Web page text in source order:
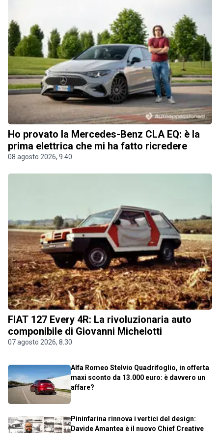
Ho provato la Mercedes-Benz CLA EQ: è la
prima elettrica che mi ha fatto ricredere
08 agosto 2026, 9.40
FIAT 127 Every 4R: La rivoluzionaria auto
componibile di Giovanni Michelotti
07 agosto 2026, 8.30
Alfa Romeo Stelvio Quadrifoglio, in offerta
maxi sconto da 13.000 euro: è davvero un
affare?
Pininfarina rinnova i vertici del design:
Davide Amantea è il nuovo Chief Creative